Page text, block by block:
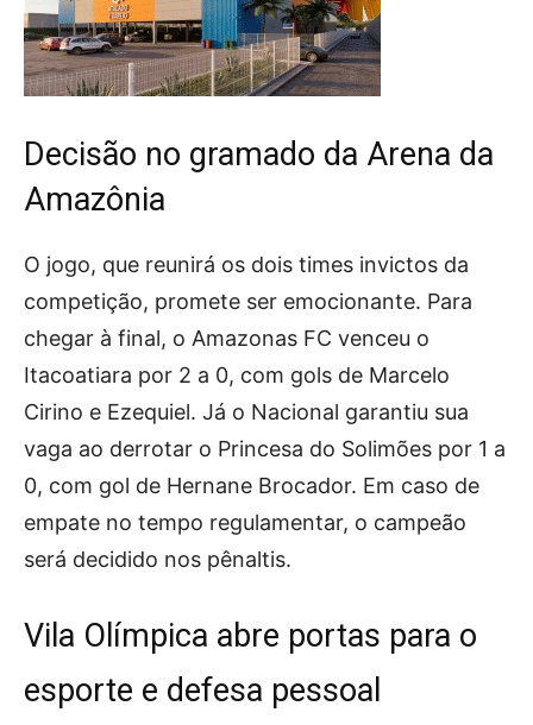
Decisão no gramado da Arena da
Amazônia
O jogo, que reunirá os dois times invictos da
competição, promete ser emocionante. Para
chegar à final, o Amazonas FC venceu o
Itacoatiara por 2 a 0, com gols de Marcelo
Cirino e Ezequiel. Já o Nacional garantiu sua
vaga ao derrotar o Princesa do Solimões por 1 a
0, com gol de Hernane Brocador. Em caso de
empate no tempo regulamentar, o campeão
será decidido nos pênaltis.
Vila Olímpica abre portas para o
esporte e defesa pessoal